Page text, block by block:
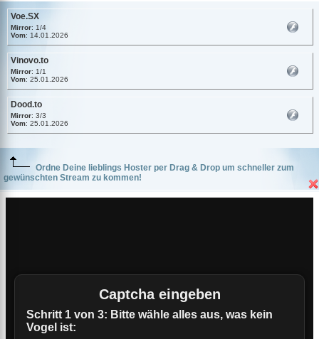
Voe.SX
Mirror: 1/4
Vom: 14.01.2026
Vinovo.to
Mirror: 1/1
Vom: 25.01.2026
Dood.to
Mirror: 3/3
Vom: 25.01.2026
Ordne Deine lieblings Hoster per Drag & Drop um schneller zum
gewünschten Stream zu kommen!